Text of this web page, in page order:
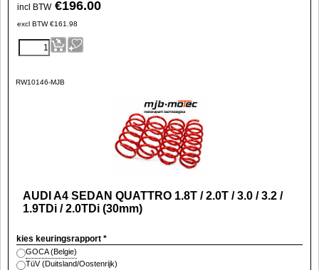
incl BTW €196.00
excl BTW €161.98
RW10146-MJB
AUDI A4 SEDAN QUATTRO 1.8T / 2.0T / 3.0 / 3.2 /
1.9TDi / 2.0TDi (30mm)
kies keuringsrapport *
GOCA (Belgie)
TüV (Duitsland/Oostenrijk)